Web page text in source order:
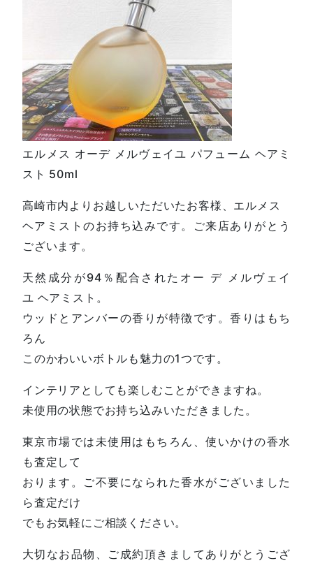
エルメス オーデ メルヴェイユ パフューム ヘアミ
スト 50ml
高崎市内よりお越しいただいたお客様、エルメス
ヘアミストのお持ち込みです。ご来店ありがとう
ございます。
天然成分が94％配合されたオー デ メルヴェイ
ユ ヘアミスト。
ウッドとアンバーの香りが特徴です。香りはもち
ろん
このかわいいボトルも魅力の1つです。
インテリアとしても楽しむことができますね。
未使用の状態でお持ち込みいただきました。
東京市場では未使用はもちろん、使いかけの香水
も査定して
おります。ご不要になられた香水がございました
ら査定だけ
でもお気軽にご相談ください。
大切なお品物、ご成約頂きましてありがとうござ